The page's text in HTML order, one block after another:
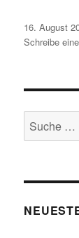
Veröffentlicht
am
16. August
Schreibe
Suche
nach: